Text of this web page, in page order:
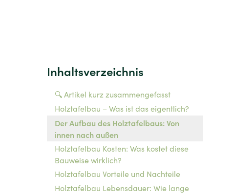
Inhaltsverzeichnis
🔍 Artikel kurz zusammengefasst
Holztafelbau – Was ist das eigentlich?
Der Aufbau des Holztafelbaus: Von
innen nach außen
Holztafelbau Wandaufbau und
Schichtenaufbau
Holztafelbau Dämmung
Holztafelbau Boden und Holztafelbau
Dach
Holztafelbau Kosten: Was kostet diese
Bauweise wirklich?
Holztafelbau Vorteile und Nachteile
Die Stärken des Holztafelbaus
Die Herausforderungen
Holztafelbau Lebensdauer: Wie lange